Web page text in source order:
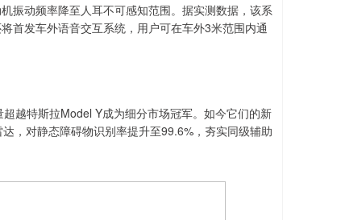
振动频率降至人耳不可感知范围。据实测数据，该系
首发车外语音交互系统，用户可在车外3米范围内通
越特斯拉Model Y成为细分市场冠军。如今它们的新
，对静态障碍物识别率提升至99.6%，夯实同级辅助